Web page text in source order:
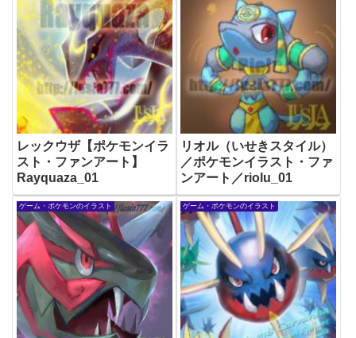
レックウザ【ポケモンイラ
スト・ファンアート】
Rayquaza_01
リオル（いせきスタイル）
／ポケモンイラスト・ファ
ンアート／riolu_01
ゲーム・ポケモンのイラスト ゲーム・ポケモンのイラスト